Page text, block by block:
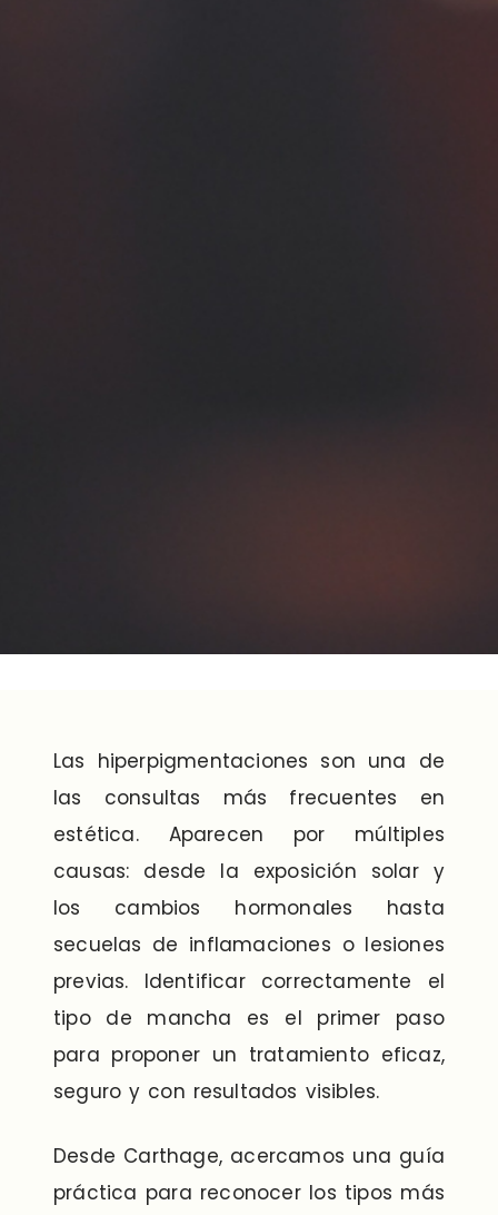
Las hiperpigmentaciones son una de
las consultas más frecuentes en
estética. Aparecen por múltiples
causas: desde la exposición solar y
los cambios hormonales hasta
secuelas de inflamaciones o lesiones
previas. Identificar correctamente el
tipo de mancha es el primer paso
para proponer un tratamiento eficaz,
seguro y con resultados visibles.
Desde Carthage, acercamos una guía
práctica para reconocer los tipos más